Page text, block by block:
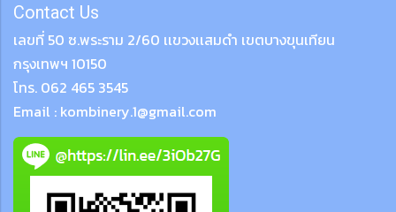
Contact Us
เลขที่ 50 ซ.พระราม 2/60 เเขวงเเสมดำ เขตบางขุนเทียน
กรุงเทพฯ 10150
โทร. 062 465 3545
Email : kombinery.1@gmail.com